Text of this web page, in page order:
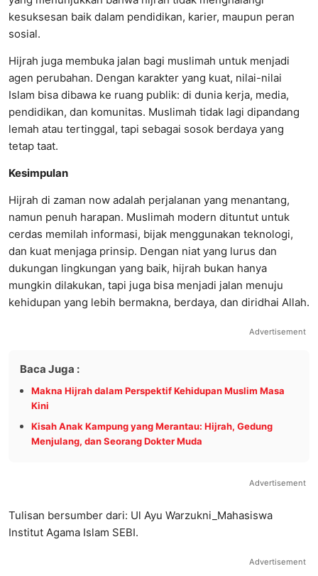
kesuksesan baik dalam pendidikan, karier, maupun peran
sosial.
Hijrah juga membuka jalan bagi muslimah untuk menjadi
agen perubahan. Dengan karakter yang kuat, nilai-nilai
Islam bisa dibawa ke ruang publik: di dunia kerja, media,
pendidikan, dan komunitas. Muslimah tidak lagi dipandang
lemah atau tertinggal, tapi sebagai sosok berdaya yang
tetap taat.
Kesimpulan
Hijrah di zaman now adalah perjalanan yang menantang,
namun penuh harapan. Muslimah modern dituntut untuk
cerdas memilah informasi, bijak menggunakan teknologi,
dan kuat menjaga prinsip. Dengan niat yang lurus dan
dukungan lingkungan yang baik, hijrah bukan hanya
mungkin dilakukan, tapi juga bisa menjadi jalan menuju
kehidupan yang lebih bermakna, berdaya, dan diridhai Allah.
Advertisement
Baca Juga :
Makna Hijrah dalam Perspektif Kehidupan Muslim Masa
Kini
Kisah Anak Kampung yang Merantau: Hijrah, Gedung
Menjulang, dan Seorang Dokter Muda
Advertisement
Tulisan bersumber dari: Ul Ayu Warzukni_Mahasiswa
Institut Agama Islam SEBI.
Advertisement